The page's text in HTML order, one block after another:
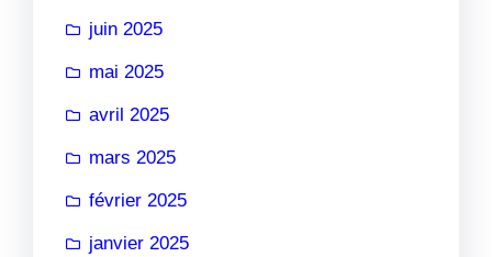
juin 2025
mai 2025
avril 2025
mars 2025
février 2025
janvier 2025